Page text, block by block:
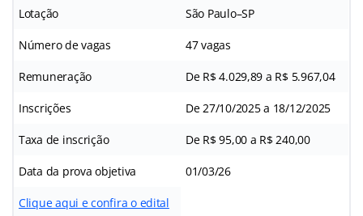
Lotação São Paulo–SP
Número de vagas 47 vagas
Remuneração De R$ 4.029,89 a R$ 5.967,04
Inscrições De 27/10/2025 a 18/12/2025
Taxa de inscrição De R$ 95,00 a R$ 240,00
Data da prova objetiva 01/03/26
Clique aqui e confira o edital